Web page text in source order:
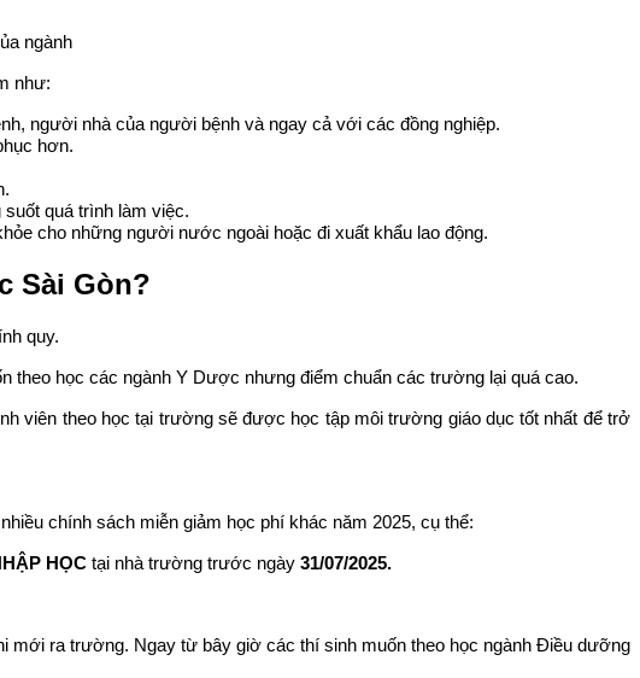
ngành
như:
người nhà của người bệnh và ngay cả với các đồng nghiệp.
hơn.
quá trình làm việc.
cho những người nước ngoài hoặc đi xuất khẩu lao động.
Sài Gòn?
quy.
theo học các ngành Y Dược nhưng điểm chuẩn các trường lại quá cao.
viên theo học tại trường sẽ được học tập môi trường giáo dục tốt nhất để trở
chính sách miễn giảm học phí khác năm 2025, cụ thể:
HỌC tại nhà trường trước ngày 31/07/2025.
mới ra trường. Ngay từ bây giờ các thí sinh muốn theo học ngành Điều dưỡng